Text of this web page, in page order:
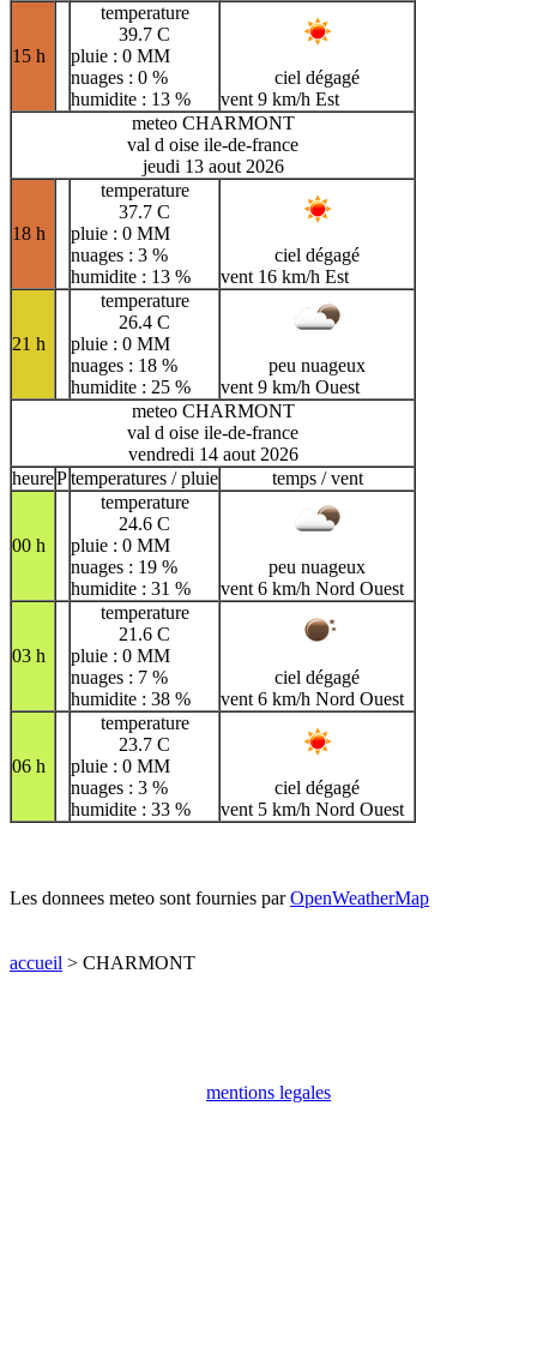
15 h
temperature
39.7 C
pluie : 0 MM
nuages : 0 %
humidite : 13 %
ciel dégagé
vent 9 km/h Est
meteo CHARMONT
val d oise ile-de-france
jeudi 13 aout 2026
18 h
temperature
37.7 C
pluie : 0 MM
nuages : 3 %
humidite : 13 %
ciel dégagé
vent 16 km/h Est
21 h
temperature
26.4 C
pluie : 0 MM
nuages : 18 %
humidite : 25 %
peu nuageux
vent 9 km/h Ouest
meteo CHARMONT
val d oise ile-de-france
vendredi 14 aout 2026
heurePtemperatures / pluie temps / vent
00 h
temperature
24.6 C
pluie : 0 MM
nuages : 19 %
humidite : 31 %
peu nuageux
vent 6 km/h Nord Ouest
03 h
temperature
21.6 C
pluie : 0 MM
nuages : 7 %
humidite : 38 %
ciel dégagé
vent 6 km/h Nord Ouest
06 h
temperature
23.7 C
pluie : 0 MM
nuages : 3 %
humidite : 33 %
ciel dégagé
vent 5 km/h Nord Ouest
Les donnees meteo sont fournies parOpenWeatherMap
accueil > CHARMONT
mentions legales